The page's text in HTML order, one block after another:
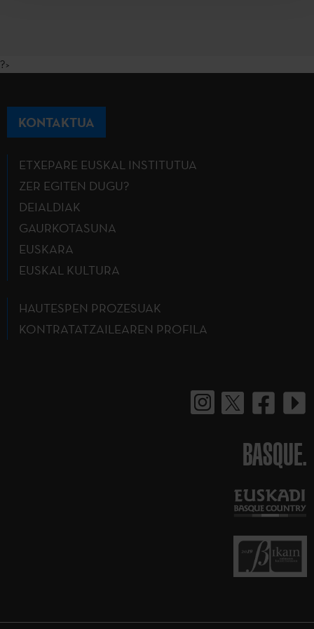
?>
KONTAKTUA
ETXEPARE EUSKAL INSTITUTUA
ZER EGITEN DUGU?
DEIALDIAK
GAURKOTASUNA
EUSKARA
EUSKAL KULTURA
HAUTESPEN PROZESUAK
KONTRATATZAILEAREN PROFILA
BASQUE.